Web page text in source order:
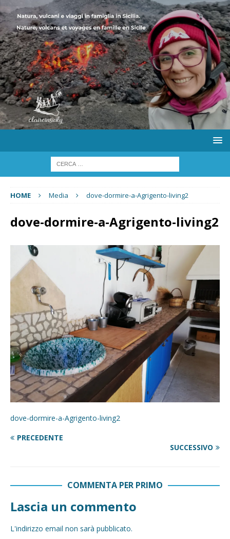
HOME Media dove-dormire-a-Agrigento-living2
dove-dormire-a-Agrigento-living2
dove-dormire-a-Agrigento-living2
PRECEDENTE
SUCCESSIVO
COMMENTA PER PRIMO
Lascia un commento
L'indirizzo email non sarà pubblicato.